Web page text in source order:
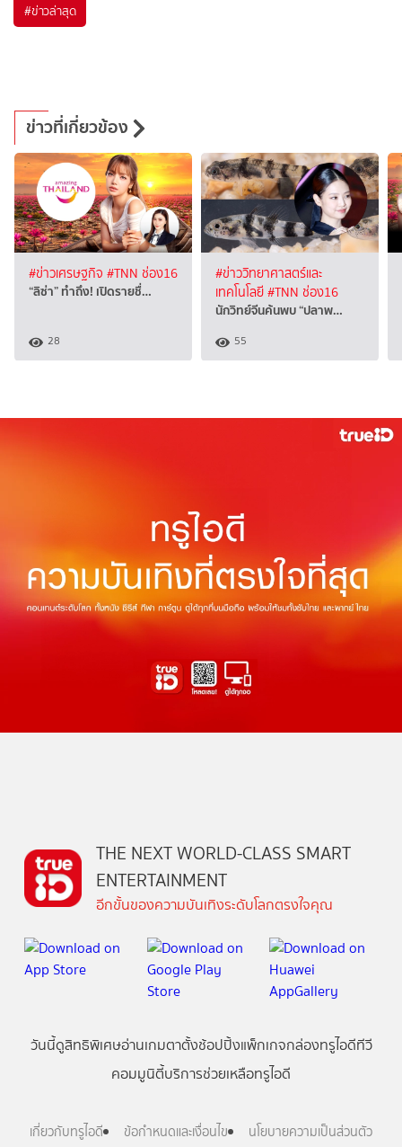
#ข่าวล่าสุด
ข่าวที่เกี่ยวข้อง
#ข่าวเศรษฐกิจ #TNN ช่อง16
“ลิซ่า” ทำถึง! เปิดรายชื่…
28
#ข่าววิทยาศาสตร์และ
เทคโนโลยี#TNN ช่อง16
นักวิทย์จีนค้นพบ “ปลาพ…
55
THE NEXT WORLD-CLASS SMART
ENTERTAINMENT
อีกขั้นของความบันเทิงระดับโลกตรงใจคุณ
วันนี้ดูสิทธิพิเศษอ่านเกมตาตั้งช้อปปิ้งแพ็กเกจกล่องทรูไอดีทีวี
คอมมูนิตี้บริการช่วยเหลือทรูไอดี
เกี่ยวกับทรูไอดี ข้อกำหนดและเงื่อนไข นโยบายความเป็นส่วนตัว